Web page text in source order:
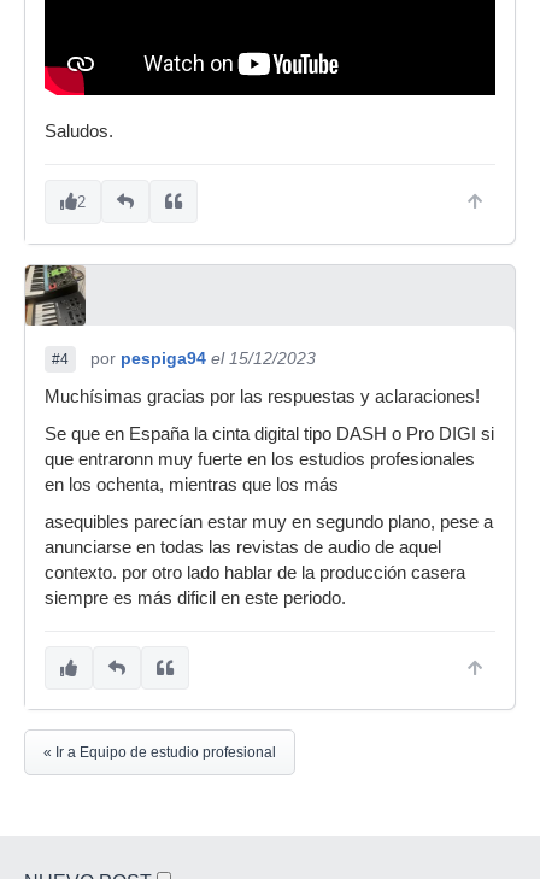
Saludos.
2
#4 por pespiga94 el 15/12/2023
Muchísimas gracias por las respuestas y aclaraciones!
Se que en España la cinta digital tipo DASH o Pro DIGI si
que entraronn muy fuerte en los estudios profesionales
en los ochenta, mientras que los más
asequibles parecían estar muy en segundo plano, pese a
anunciarse en todas las revistas de audio de aquel
contexto. por otro lado hablar de la producción casera
siempre es más dificil en este periodo.
« Ir a Equipo de estudio profesional